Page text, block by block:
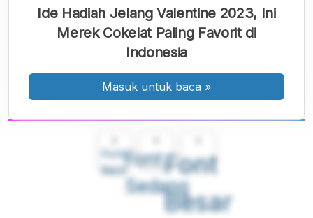
Font
Kecil
Font
Sedang
Font
Besar
Ide Hadiah Jelang Valentine 2023, Ini
Merek Cokelat Paling Favorit di
Indonesia
Masuk untuk baca »